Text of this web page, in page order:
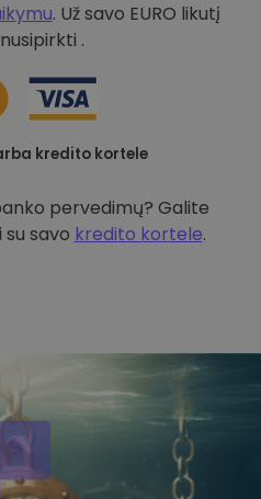
. Už savo EURO likutį
.
kredito kortele
pervedimų? Galite
savo kredito kortele.